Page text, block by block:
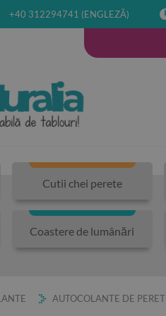
+40 312294741 (ENGLEZĂ)
Cutii chei perete
Coastere de lumânări
AUTOCOLANTE DE